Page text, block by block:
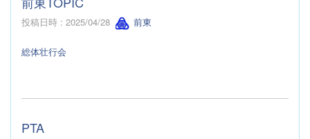
投稿日時 : 2025/04/28 前東
総体壮行会
PTA